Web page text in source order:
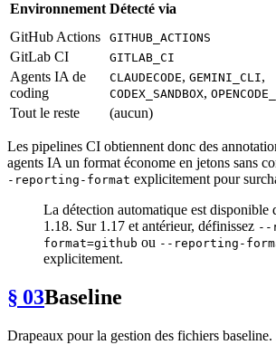
Environnement Détecté via
GitHub Actions
GITHUB_ACTIONS
GitLab CI GITLAB_CI
Agents IA de
coding
CLAUDECODE, GEMINI_CLI,
CODEX_SANDBOX,
Tout le reste (aucun)
Les pipelines CI obtiennent donc des
agents IA un format économe en jetons sans
-reporting-format explicitement pour
La détection automatique est disponible
1.18. Sur 1.17 et antérieur, définissez --
format=github ou --reporting-
explicitement.
§ 03Baseline
Drapeaux pour la gestion des fichiers